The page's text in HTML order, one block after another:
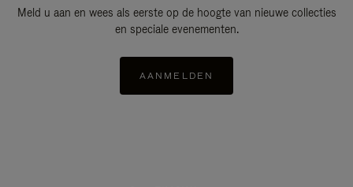
Meld u aan en wees als eerste op de hoogte van nieuwe collecties
en speciale evenementen.
AANMELDEN